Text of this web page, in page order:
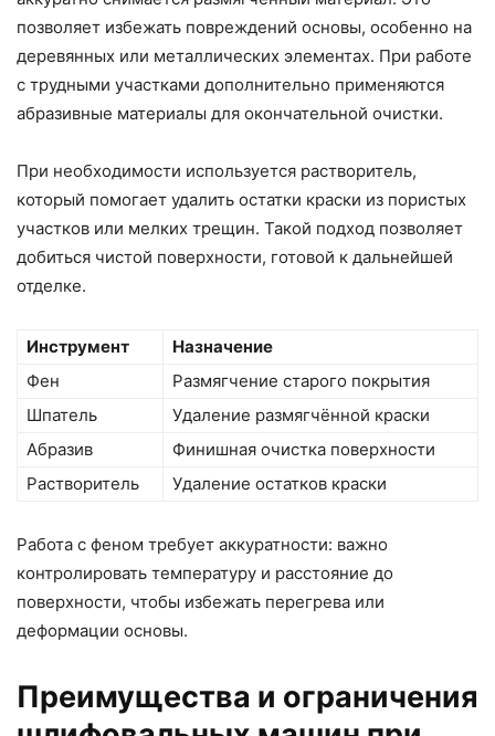
позволяет избежать повреждений основы, особенно на
деревянных или металлических элементах. При работе
с трудными участками дополнительно применяются
абразивные материалы для окончательной очистки.
При необходимости используется растворитель,
который помогает удалить остатки краски из пористых
участков или мелких трещин. Такой подход позволяет
добиться чистой поверхности, готовой к дальнейшей
отделке.
Инструмент
Назначение
Фен
Размягчение старого покрытия
Шпатель
Удаление размягчённой краски
Абразив
Финишная очистка поверхности
Растворитель
Удаление остатков краски
Работа с феном требует аккуратности: важно
контролировать температуру и расстояние до
поверхности, чтобы избежать перегрева или
деформации основы.
Преимущества и ограничения